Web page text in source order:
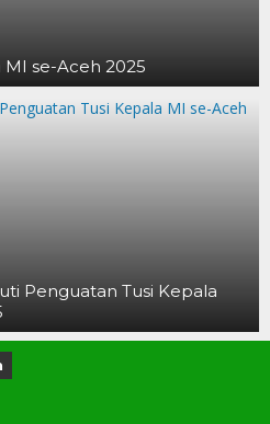
se-Aceh 2025
Penguatan Tusi Kepala